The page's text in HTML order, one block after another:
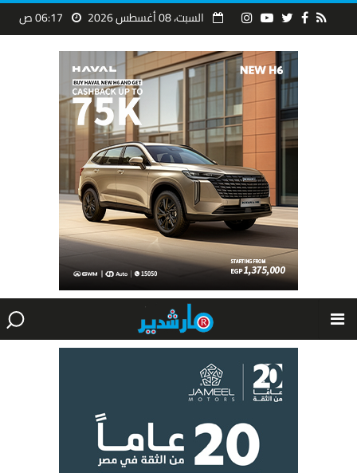
السبت، 08 أغسطس 2026